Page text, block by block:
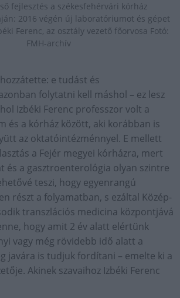
fejlesztés a székesfehérvári kórház
2016 végén új laboratóriumot és gépet
Ferenc, az osztály vezető főorvosa Fotó:
FMH-archív
e tudást és
folytatni kell máshol – ez lesz
Izbéki Ferenc professzor volt a
és a kórház között, aki korábban is
az oktatóintézménnyel. E mellett
a Fejér megyei kórházra, mert
és a gasztroenterológia olyan szintre
teszi, hogy egyenrangú
részt a folyamatban, s ezáltal Közép-
transzlációs medicina központjává
hogy amit 2 év alatt elértünk
vagy még rövidebb idő alatt a
javára is tudjuk fordítani – emelte ki a
Akinek szavaihoz Izbéki Ferenc